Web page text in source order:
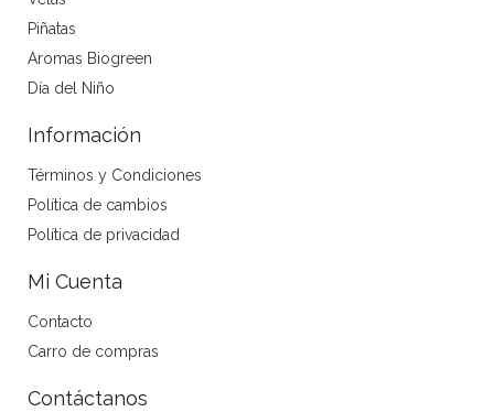
Piñatas
Aromas Biogreen
Día del Niño
Información
Términos y Condiciones
Política de cambios
Política de privacidad
Mi Cuenta
Contacto
Carro de compras
Contáctanos